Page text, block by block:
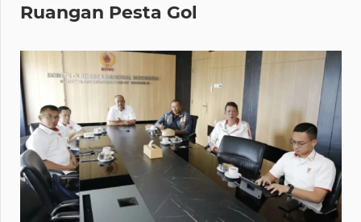
Ruangan Pesta Gol